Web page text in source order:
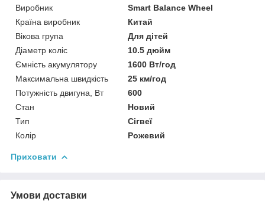
Виробник
Smart Balance Wheel
Країна виробник
Китай
Вікова група
Для дітей
Діаметр коліс
10.5 дюйм
Ємність акумулятору
1600 Вт/год
Максимальна швидкість
25 км/год
Потужність двигуна, Вт
600
Стан
Новий
Тип
Сігвеї
Колір
Рожевий
Приховати
Умови доставки